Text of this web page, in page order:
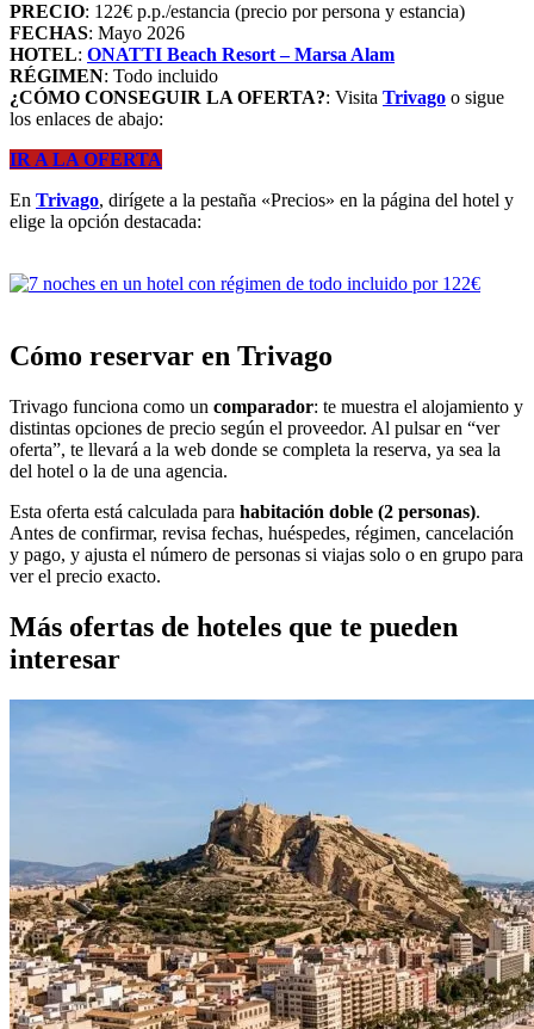
PRECIO: 122€ p.p./estancia (precio por persona y estancia)
FECHAS: Mayo 2026
HOTEL: ONATTI Beach Resort – Marsa Alam
RÉGIMEN: Todo incluido
¿CÓMO CONSEGUIR LA OFERTA?: Visita Trivago o sigue
los enlaces de abajo:
IR A LA OFERTA
En Trivago, dirígete a la pestaña «Precios» en la página del hotel y
elige la opción destacada:
Cómo reservar en Trivago
Trivago funciona como un comparador: te muestra el alojamiento y
distintas opciones de precio según el proveedor. Al pulsar en “ver
oferta”, te llevará a la web donde se completa la reserva, ya sea la
del hotel o la de una agencia.
Esta oferta está calculada para habitación doble (2 personas).
Antes de confirmar, revisa fechas, huéspedes, régimen, cancelación
y pago, y ajusta el número de personas si viajas solo o en grupo para
ver el precio exacto.
Más ofertas de hoteles que te pueden
interesar